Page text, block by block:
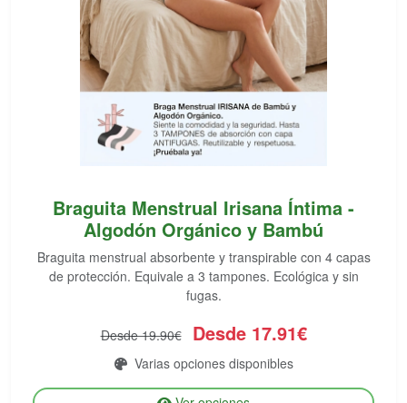
Braguita Menstrual Irisana Íntima -
Algodón Orgánico y Bambú
Braguita menstrual absorbente y transpirable con 4 capas
de protección. Equivale a 3 tampones. Ecológica y sin
fugas.
Desde 19.90€ Desde 17.91€
Varias opciones disponibles